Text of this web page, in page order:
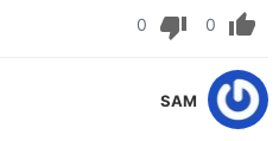
0
0
SAM